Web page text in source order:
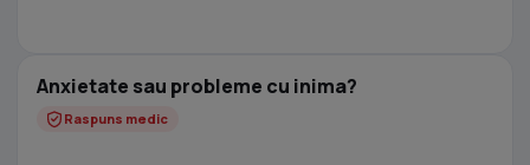
Anxietate sau probleme cu inima?
Raspuns medic